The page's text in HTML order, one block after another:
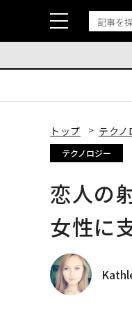
トップ テクノ
テクノロジー
恋人の
女性に